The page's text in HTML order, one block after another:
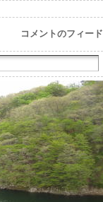
コメントのフィード